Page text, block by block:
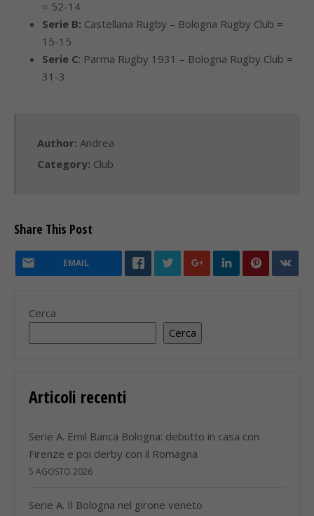
= 52-14
Serie B: Castellana Rugby – Bologna Rugby Club =
15-15
Serie C: Parma Rugby 1931 – Bologna Rugby Club =
31-3
Author: Andrea
Category: Club
Share This Post
EMAIL
Cerca
Cerca
Articoli recenti
Serie A. Emil Banca Bologna: debutto in casa con
Firenze e poi derby con il Romagna
5 AGOSTO 2026
Serie A. Il Bologna nel girone veneto